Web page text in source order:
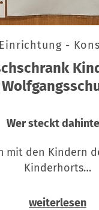
-
Wer steckt
mit den Kindern
Kinderhorts…
weiterlesen